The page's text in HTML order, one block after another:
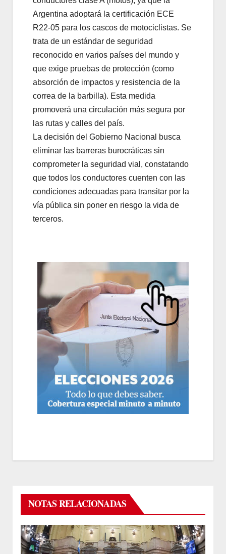
Argentina adoptará la certificación ECE
R22-05 para los cascos de motociclistas. Se
trata de un estándar de seguridad
reconocido en varios países del mundo y
que exige pruebas de protección (como
absorción de impactos y resistencia de la
correa de la barbilla). Esta medida
promoverá una circulación más segura por
las rutas y calles del país.
La decisión del Gobierno Nacional busca
eliminar las barreras burocráticas sin
comprometer la seguridad vial, constatando
que todos los conductores cuenten con las
condiciones adecuadas para transitar por la
vía pública sin poner en riesgo la vida de
terceros.
NOTAS RELACIONADAS